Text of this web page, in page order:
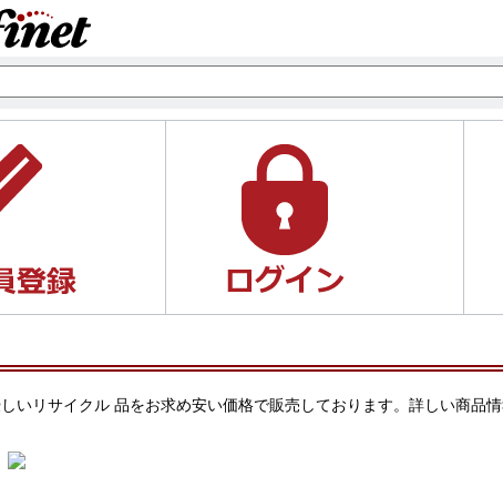
リサイクル 品をお求め安い価格で販売しております。詳しい商品